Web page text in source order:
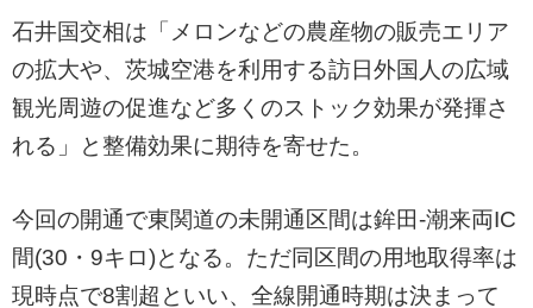
石井国交相は「メロンなどの農産物の販売エリア
の拡大や、茨城空港を利用する訪日外国人の広域
観光周遊の促進など多くのストック効果が発揮さ
れる」と整備効果に期待を寄せた。
今回の開通で東関道の未開通区間は鉾田-潮来両IC
間(30・9キロ)となる。ただ同区間の用地取得率は
現時点で8割超といい、全線開通時期は決まって